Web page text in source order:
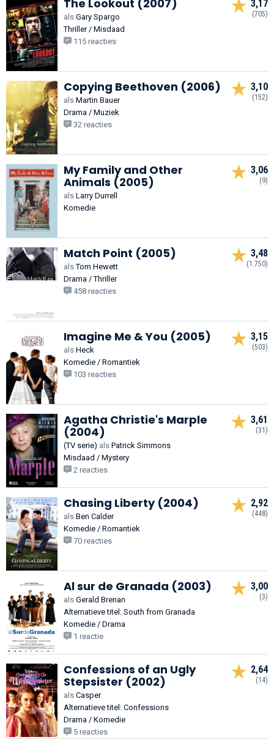
The Lookout (2007)
als Gary Spargo
Thriller / Misdaad
115 reacties
3,17
(705)
Copying Beethoven (2006)
als Martin Bauer
Drama / Muziek
32 reacties
3,10
(152)
My Family and Other
Animals (2005)
als Larry Durrell
Komedie
3,06
(9)
Match Point (2005)
alsTom Hewett
Drama / Thriller
458 reacties
3,48
(1.750)
Imagine Me & You (2005)
als Heck
Komedie / Romantiek
103 reacties
3,15
(503)
Agatha Christie's Marple
(2004)
(TV serie) als Patrick Simmons
Misdaad / Mystery
2 reacties
3,61
(31)
Chasing Liberty (2004)
als Ben Calder
Komedie / Romantiek
70 reacties
2,92
(448)
Al sur de Granada (2003)
als Gerald Brenan
Alternatieve titel: South from Granada
Komedie / Drama
1 reactie
3,00
(3)
Confessions of an Ugly
Stepsister (2002)
als Casper
Alternatieve titel: Confessions
Drama / Komedie
5 reacties
2,64
(14)